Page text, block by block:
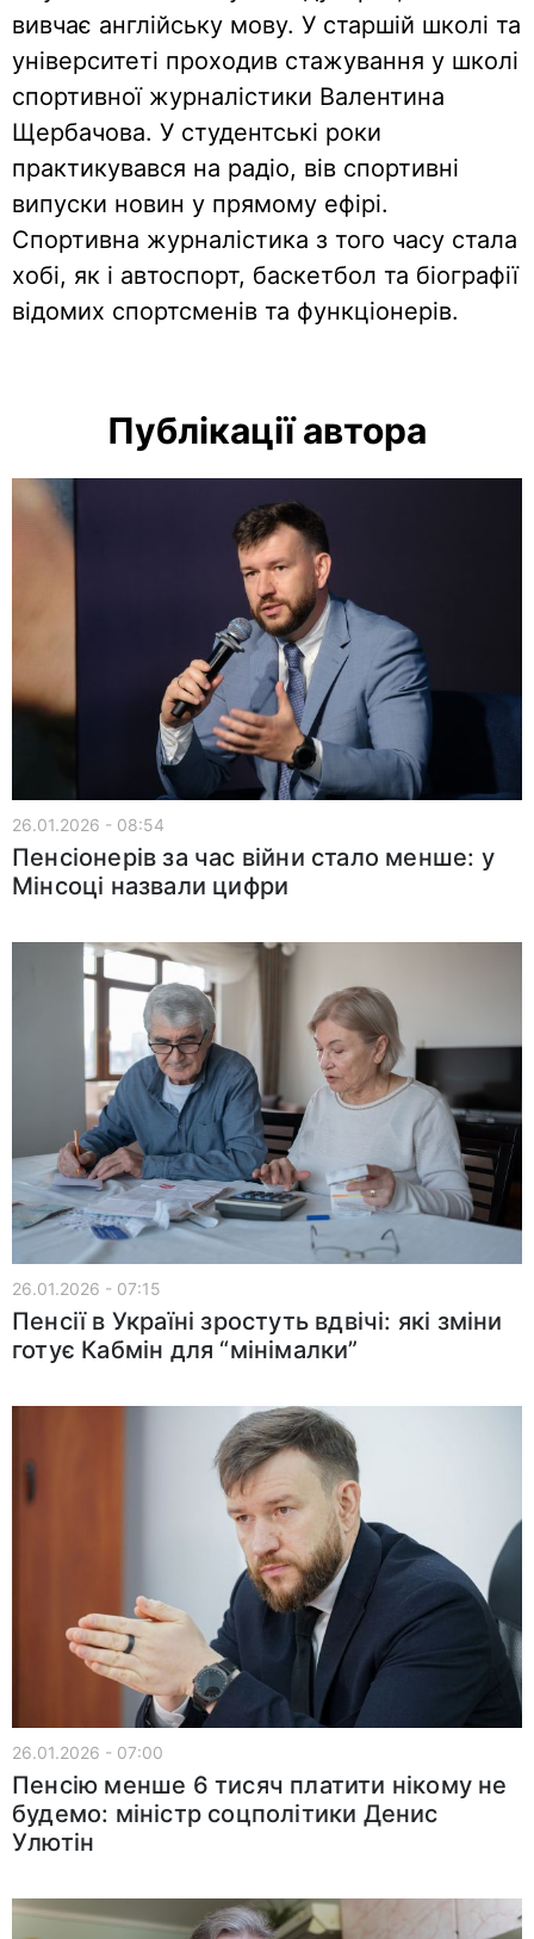
вивчає англійську мову. У старшій школі та
університеті проходив стажування у школі
спортивної журналістики Валентина
Щербачова. У студентські роки
практикувався на радіо, вів спортивні
випуски новин у прямому ефірі.
Спортивна журналістика з того часу стала
хобі, як і автоспорт, баскетбол та біографії
відомих спортсменів та функціонерів.
Публікації автора
26.01.2026 - 08:54
Пенсіонерів за час війни стало менше: у
Мінсоці назвали цифри
26.01.2026 - 07:15
Пенсії в Україні зростуть вдвічі: які зміни
готує Кабмін для “мінімалки”
26.01.2026 - 07:00
Пенсію менше 6 тисяч платити нікому не
будемо: міністр соцполітики Денис
Улютін